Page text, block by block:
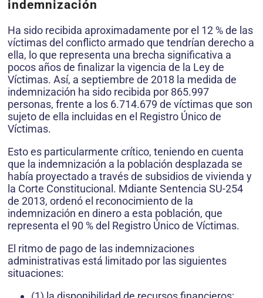
indemnización
Ha sido recibida aproximadamente por el 12 % de las
víctimas del conflicto armado que tendrían derecho a
ella, lo que representa una brecha significativa a
pocos años de finalizar la vigencia de la Ley de
Víctimas. Así, a septiembre de 2018 la medida de
indemnización ha sido recibida por 865.997
personas, frente a los 6.714.679 de víctimas que son
sujeto de ella incluidas en el Registro Único de
Víctimas.
Esto es particularmente crítico, teniendo en cuenta
que la indemnización a la población desplazada se
había proyectado a través de subsidios de vivienda y
la Corte Constitucional. Mdiante Sentencia SU-254
de 2013, ordenó el reconocimiento de la
indemnización en dinero a esta población, que
representa el 90 % del Registro Único de Víctimas.
El ritmo de pago de las indemnizaciones
administrativas está limitado por las siguientes
situaciones: